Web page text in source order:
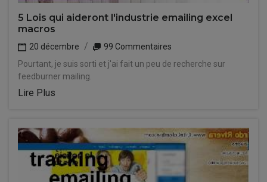
5 Lois qui aideront l'industrie emailing excel
macros
20 décembre
99 Commentaires
Pourtant, je suis sorti et j'ai fait un peu de recherche sur
feedburner mailing.
Lire Plus